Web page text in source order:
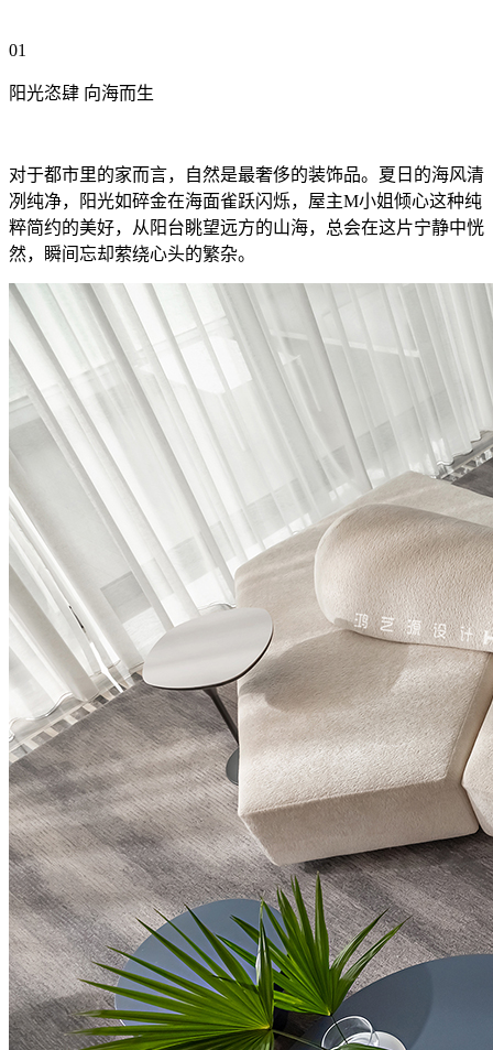
01
阳光恣肆 向海而生
对于都市里的家而言，自然是最奢侈的装饰品。夏日的海风清
冽纯净，阳光如碎金在海面雀跃闪烁，屋主M小姐倾心这种纯
粹简约的美好，从阳台眺望远方的山海，总会在这片宁静中恍
然，瞬间忘却萦绕心头的繁杂。